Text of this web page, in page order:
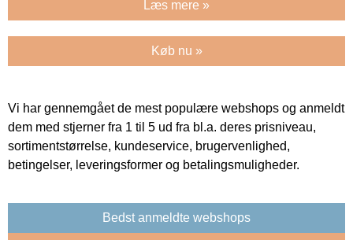
Læs mere »
Køb nu »
Vi har gennemgået de mest populære webshops og anmeldt
dem med stjerner fra 1 til 5 ud fra bl.a. deres prisniveau,
sortimentstørrelse, kundeservice, brugervenlighed,
betingelser, leveringsformer og betalingsmuligheder.
Bedst anmeldte webshops